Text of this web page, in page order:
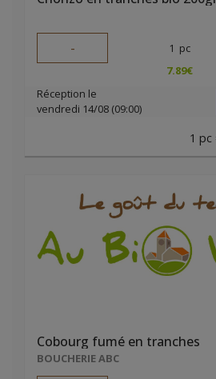
- 1 pc
7.89€
Réception le
vendredi 14/08 (09:00)
1 pc
Cobourg fumé en tranches
BOUCHERIE ABC